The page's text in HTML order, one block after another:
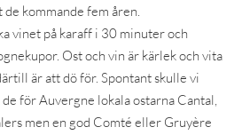
kommande fem åren.
vinet på karaff i 30 minuter och
Ost och vin är kärlek och vita
är att dö för. Spontant skulle vi
för Auvergne lokala ostarna Cantal,
men en god Comté eller Gruyère